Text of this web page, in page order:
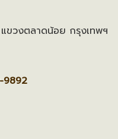
ขวงตลาดน้อย กรุงเทพฯ
9892